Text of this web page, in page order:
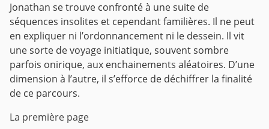
Jonathan se trouve confronté à une suite de
séquences insolites et cependant familières. Il ne peut
en expliquer ni l’ordonnancement ni le dessein. Il vit
une sorte de voyage initiatique, souvent sombre
parfois onirique, aux enchainements aléatoires. D’une
dimension à l’autre, il s’efforce de déchiffrer la finalité
de ce parcours.
La première page